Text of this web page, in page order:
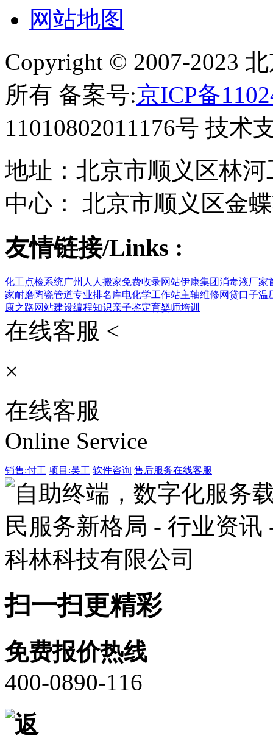
网站地图
Copyright © 2007-2023
所有 备案号:京ICP备
11010802011176号 技术
地址：北京市顺义区林
中心： 北京市顺义区金
友情链接/Links :
化工点检系统广州人人搬家免费收录网站伊康集团消毒液厂家
家耐磨陶瓷管道专业排名库电化学工作站主轴维修网贷口子温
康之路网站建设编程知识亲子鉴定育婴师培训
在线客服 <
×
在线客服
Online Service
销售:付工 项目:吴工 软件咨询 售后服务在线客服
扫一扫更精彩
免费报价热线
400-0890-116